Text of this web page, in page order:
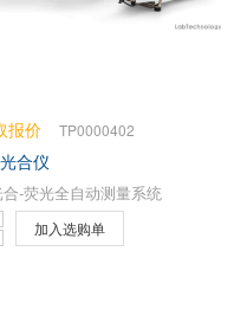
报价 TP0000402
合仪
-荧光全自动测量系统
加入选购单